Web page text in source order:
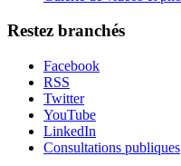
Restez branchés
Facebook
RSS
Twitter
YouTube
LinkedIn
Consultations publiques